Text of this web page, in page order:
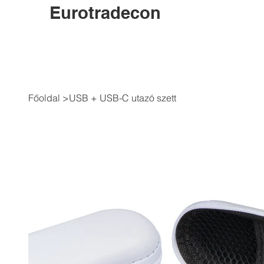
Eurotradecon
Főoldal >USB + USB-C utazó szett